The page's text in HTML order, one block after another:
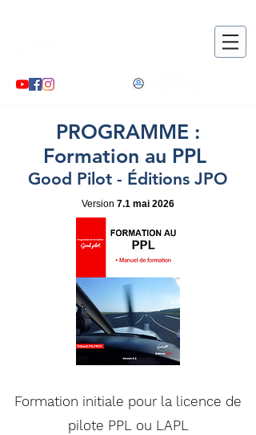
PROGRAMME :
Formation au PPL
Good Pilot - Éditions JPO
Version 7.1 mai 2026
Formation initiale pour la licence de
pilote PPL ou LAPL